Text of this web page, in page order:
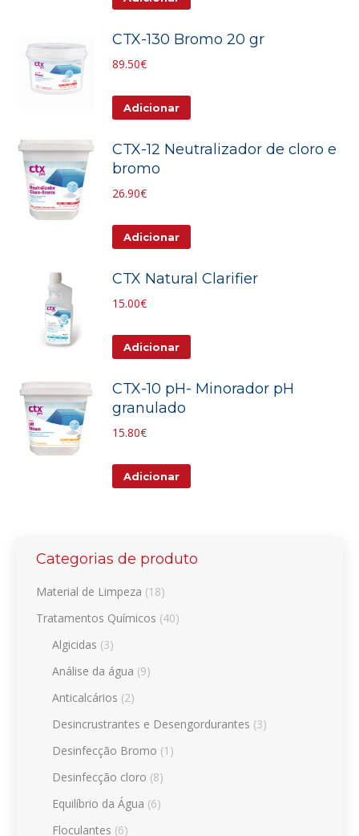
CTX-130 Bromo 20 gr
89.50€
Adicionar
CTX-12 Neutralizador de cloro e
bromo
26.90€
Adicionar
CTX Natural Clarifier
15.00€
Adicionar
CTX-10 pH- Minorador pH
granulado
15.80€
Adicionar
Categorias de produto
Material de Limpeza (18)
Tratamentos Químicos (40)
Algicidas (3)
Análise da água (9)
Anticalcários (2)
Desincrustrantes e Desengordurantes (3)
Desinfecção Bromo (1)
Desinfecção cloro (8)
Equilíbrio da Água (6)
Floculantes (6)